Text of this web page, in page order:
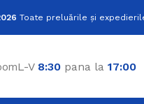
Toate preluările și
L-V 8:30 pana la 17:00